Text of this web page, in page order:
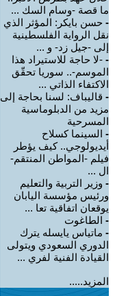
ما قصة -وسام السك ...
- حسن بايكر: المؤثر الذي
نقل الرواية الفلسطينية
إلى -جيل زد- و ...
- -لا حاجة للاستيراد هذا
الموسم-.. سوريا تحقّق
الاكتفاء الذاتي ...
- قاليباف: لسنا بحاجة إلى
مزيد من الدبلوماسية
المسرحية
- السينما كسلاح
أيديولوجي.. كيف يؤطر
فيلم -المواطن المنتقم-
ال ...
- وزير التربية والتعليم
ورئيس مؤسسة اليابان
يوقعان اتفاقية تعا ...
- الطاغوت
- ماتياس يايسله يترك
الدوري السعودي ويتولى
القيادة الفنية لفري ...
المزيد.....